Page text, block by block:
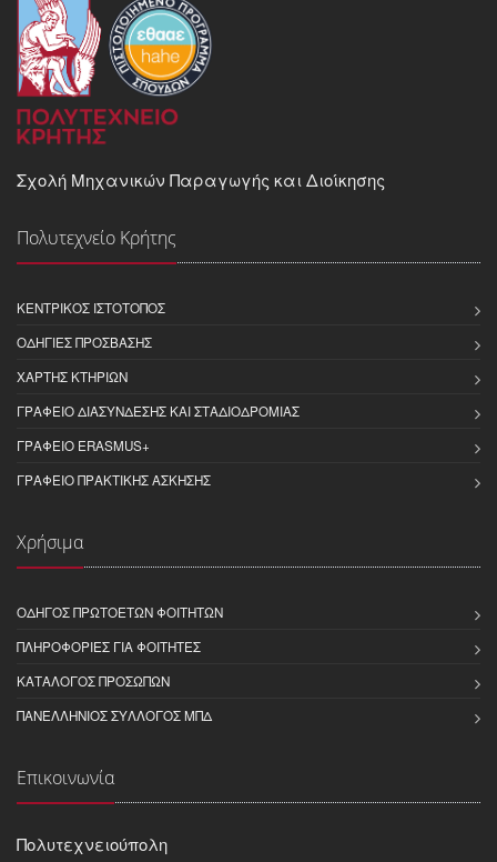
Σχολή Μηχανικών Παραγωγής και Διοίκησης
Πολυτεχνείο Κρήτης
ΚΕΝΤΡΙΚΌΣ ΙΣΤΌΤΟΠΟΣ
ΟΔΗΓΊΕΣ ΠΡΌΣΒΑΣΗΣ
ΧΆΡΤΗΣ ΚΤΗΡΊΩΝ
ΓΡΑΦΕΊΟ ΔΙΑΣΎΝΔΕΣΗΣ ΚΑΙ ΣΤΑΔΙΟΔΡΟΜΊΑΣ
ΓΡΑΦΕΊΟ ERASMUS+
ΓΡΑΦΕΊΟ ΠΡΑΚΤΙΚΉΣ ΆΣΚΗΣΗΣ
Χρήσιμα
ΟΔΗΓΌΣ ΠΡΩΤΟΕΤΏΝ ΦΟΙΤΗΤΏΝ
ΠΛΗΡΟΦΟΡΊΕΣ ΓΙΑ ΦΟΙΤΗΤΈΣ
ΚΑΤΆΛΟΓΟΣ ΠΡΟΣΏΠΩΝ
ΠΑΝΕΛΛΉΝΙΟΣ ΣΎΛΛΟΓΟΣ ΜΠΔ
Επικοινωνία
Πολυτεχνειούπολη